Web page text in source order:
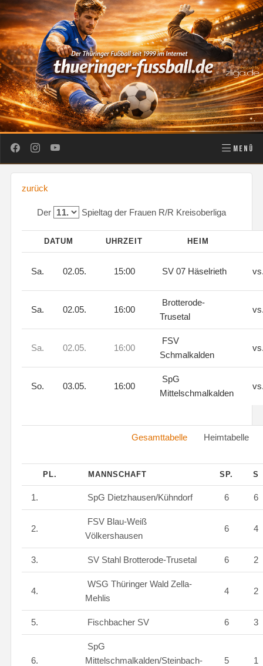
MENÜ
zurück
Der Spieltag der Frauen R/R Kreisoberliga
DATUM UHRZEIT HEIM
Sa. 02.05. 15:00 SV 07 Häselrieth
Sa. 02.05. 16:00
Brotterode-
Trusetal
Sa. 02.05. 16:00
FSV
Schmalkalden
So. 03.05. 16:00
SpG
Mittelschmalkalden
Gesamttabelle
PL. MANNSCHAFT SP. S
1. SpG Dietzhausen/Kühndorf 6 6
2.
FSV Blau-Weiß
Völkershausen
6 4
3. SV Stahl Brotterode-Trusetal 6 2
4.
WSG Thüringer Wald Zella-
Mehlis
4 2
5. Fischbacher SV 6 3
6.
SpG
Mittelschmalkalden/Steinbach-
5 1